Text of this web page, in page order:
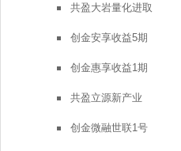
共盈大岩量化进取
创金安享收益5期
创金惠享收益1期
共盈立源新产业
创金微融世联1号